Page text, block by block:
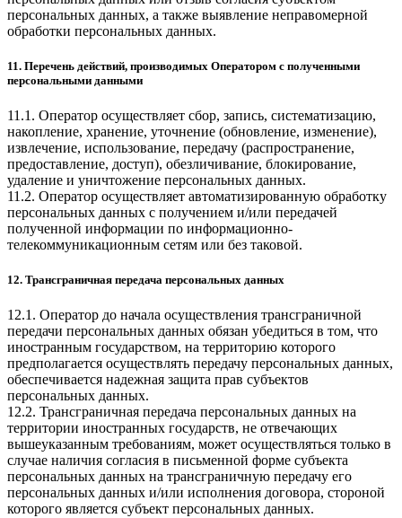
персональных данных, а также выявление неправомерной
обработки персональных данных.
11. Перечень действий, производимых Оператором с полученными
персональными данными
11.1. Оператор осуществляет сбор, запись, систематизацию,
накопление, хранение, уточнение (обновление, изменение),
извлечение, использование, передачу (распространение,
предоставление, доступ), обезличивание, блокирование,
удаление и уничтожение персональных данных.
11.2. Оператор осуществляет автоматизированную обработку
персональных данных с получением и/или передачей
полученной информации по информационно-
телекоммуникационным сетям или без таковой.
12. Трансграничная передача персональных данных
12.1. Оператор до начала осуществления трансграничной
передачи персональных данных обязан убедиться в том, что
иностранным государством, на территорию которого
предполагается осуществлять передачу персональных данных,
обеспечивается надежная защита прав субъектов
персональных данных.
12.2. Трансграничная передача персональных данных на
территории иностранных государств, не отвечающих
вышеуказанным требованиям, может осуществляться только в
случае наличия согласия в письменной форме субъекта
персональных данных на трансграничную передачу его
персональных данных и/или исполнения договора, стороной
которого является субъект персональных данных.